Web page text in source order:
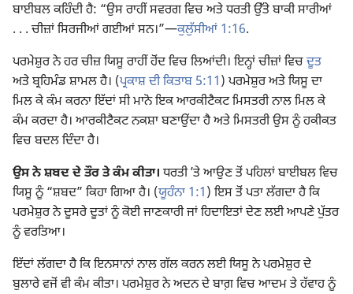
ਬਾਈਬਲ ਕਹਿੰਦੀ ਹੈ: “ਉਸ ਰਾਹੀਂ ਸਵਰਗ ਵਿਚ ਅਤੇ ਧਰਤੀ ਉੱਤੇ ਬਾਕੀ ਸਾਰੀਆਂ
. . . ਚੀਜ਼ਾਂ ਸਿਰਜੀਆਂ ਗਈਆਂ ਸਨ।”—ਕੁਲੁੱਸੀਆਂ 1:16.
ਪਰਮੇਸ਼ੁਰ ਨੇ ਹਰ ਚੀਜ਼ ਯਿਸੂ ਰਾਹੀਂ ਹੋਂਦ ਵਿਚ ਲਿਆਂਦੀ। ਇਨ੍ਹਾਂ ਚੀਜ਼ਾਂ ਵਿਚਦੂਤ
ਅਤੇ ਬ੍ਰਹਿਮੰਡ ਸ਼ਾਮਲ ਹੈ। (ਪ੍ਰਕਾਸ਼ ਦੀ ਕਿਤਾਬ 5:11) ਪਰਮੇਸ਼ੁਰ ਅਤੇ ਯਿਸੂ ਦਾ
ਮਿਲ ਕੇ ਕੰਮ ਕਰਨਾ ਇੱਦਾਂ ਸੀ ਮਾਨੋ ਇਕ ਆਰਕੀਟੈਕਟ ਮਿਸਤਰੀ ਨਾਲ ਮਿਲ ਕੇ
ਕੰਮ ਕਰਦਾ ਹੈ। ਆਰਕੀਟੈਕਟ ਨਕਸ਼ਾ ਬਣਾਉਂਦਾ ਹੈ ਅਤੇ ਮਿਸਤਰੀ ਉਸ ਨੂੰ ਹਕੀਕਤ
ਵਿਚ ਬਦਲ ਦਿੰਦਾ ਹੈ।
ਉਸ ਨੇ ਸ਼ਬਦ ਦੇ ਤੌਰ ਤੇ ਕੰਮ ਕੀਤਾ।ਧਰਤੀ ʼਤੇ ਆਉਣ ਤੋਂ ਪਹਿਲਾਂ ਬਾਈਬਲ ਵਿਚ
ਯਿਸੂ ਨੂੰ “ਸ਼ਬਦ” ਕਿਹਾ ਗਿਆ ਹੈ। (ਯੂਹੰਨਾ 1:1) ਇਸ ਤੋਂ ਪਤਾ ਲੱਗਦਾ ਹੈ ਕਿ
ਪਰਮੇਸ਼ੁਰ ਨੇ ਦੂਸਰੇ ਦੂਤਾਂ ਨੂੰ ਕੋਈ ਜਾਣਕਾਰੀ ਜਾਂ ਹਿਦਾਇਤਾਂ ਦੇਣ ਲਈ ਆਪਣੇ ਪੁੱਤਰ
ਨੂੰ ਵਰਤਿਆ।
ਇੱਦਾਂ ਲੱਗਦਾ ਹੈ ਕਿ ਇਨਸਾਨਾਂ ਨਾਲ ਗੱਲ ਕਰਨ ਲਈ ਯਿਸੂ ਨੇ ਪਰਮੇਸ਼ੁਰ ਦੇ
ਬੁਲਾਰੇ ਵਜੋਂ ਵੀ ਕੰਮ ਕੀਤਾ। ਪਰਮੇਸ਼ੁਰ ਨੇ ਅਦਨ ਦੇ ਬਾਗ਼ ਵਿਚ ਆਦਮ ਤੇ ਹੱਵਾਹ ਨੂੰ